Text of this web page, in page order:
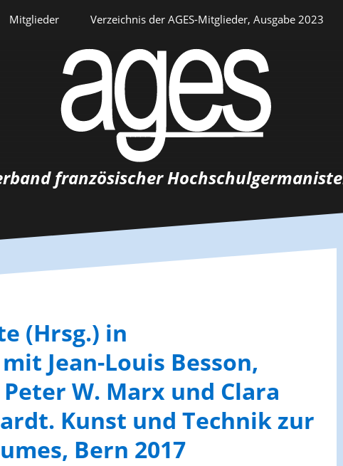
Auswahlverfahren
Mitglieder
Persönlicher Bereich
Verzeichnis der AGES-Mitglieder, Ausgabe 2023
französischer
(Hrsg.) in
Jean-Louis Besson,
W. Marx und Clara
Kunst und Technik zur
Bern 2017